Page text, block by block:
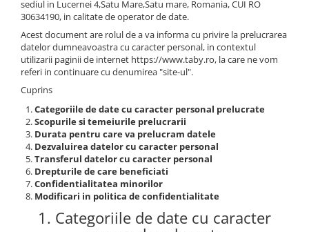
Inblu
Doss
Vesna
Dr. Feet
sediul in Lucernei 4,Satu Mare,Satu mare, Romania, CUI RO
30634190, in calitate de operator de date.
Acest document are rolul de a va informa cu privire la prelucrarea
datelor dumneavoastra cu caracter personal, in contextul
utilizarii paginii de internet https://www.taby.ro, la care ne vom
referi in continuare cu denumirea "site-ul".
Cuprins
Categoriile de date cu caracter personal prelucrate
Scopurile si temeiurile prelucrarii
Durata pentru care va prelucram datele
Dezvaluirea datelor cu caracter personal
Transferul datelor cu caracter personal
Drepturile de care beneficiati
Confidentialitatea minorilor
Modificari in politica de confidentialitate
1. Categoriile de date cu caracter